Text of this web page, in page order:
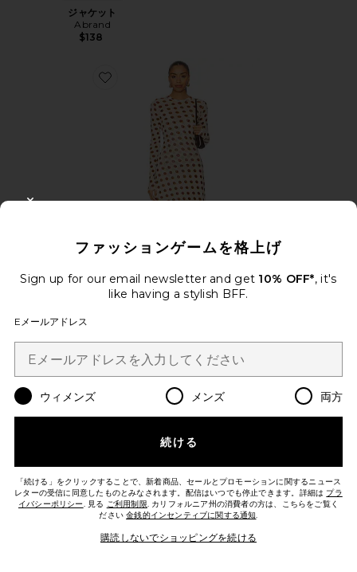
ジャケット
Abrand
$138
Favorite PAOLA ドレス
ベストセラー
$108
ファッションゲームを格上げ
Sign up for our email newsletter and get 10% OFF*, it's
like having a stylish BFF.
Eメールアドレス
ウィメンズ メンズ 両方
続ける
「続ける」をクリックすることで、新着商品、セールとプロモーションに関するニュース
レターの受信に同意したものとみなされます。配信はいつでも停止できます。詳細は プラ
イバシーポリシー. 見る ご利用制限. カリフォルニア州の消費者の方は、こちらをご覧く
ださい金銭的インセンティブに関する通知.
購読しないでショッピングを続ける